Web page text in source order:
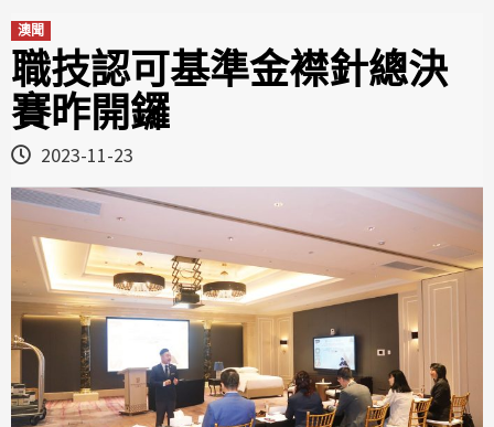
澳聞
職技認可基準金襟針總決
賽昨開鑼
2023-11-23